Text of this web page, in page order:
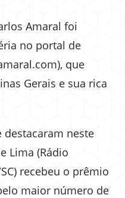
Amaral foi
no portal de
que
Gerais e sua rica
destacaram neste
Lima (Rádio
recebeu o prêmio
maior número de